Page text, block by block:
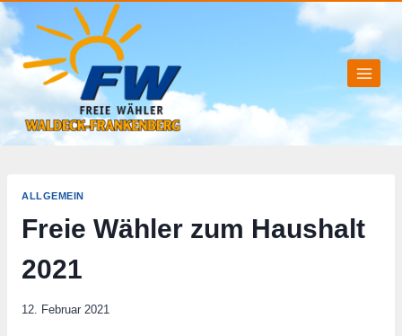
Zum
Inhalt
springen
ALLGEMEIN
Freie Wähler zum Haushalt
2021
12. Februar 2021